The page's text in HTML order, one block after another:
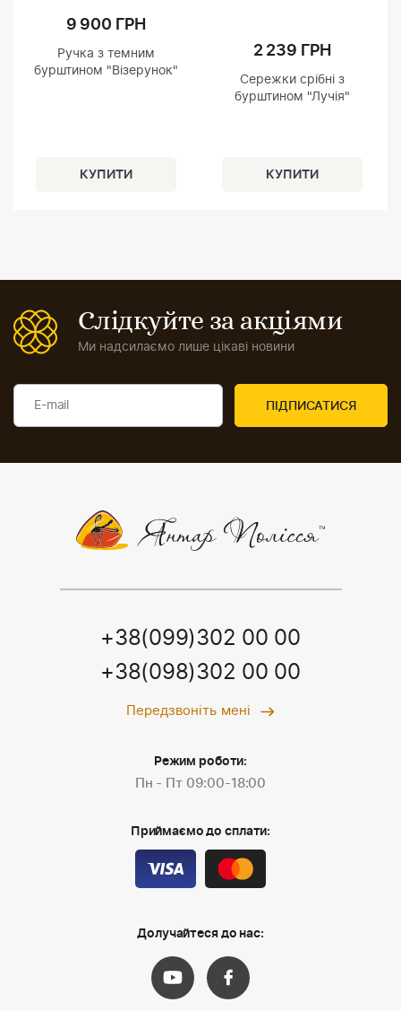
9 900 ГРН
Ручка з темним
бурштином "Візерунок"
2 239 ГРН
Сережки срібні з
бурштином "Лучія"
Слідкуйте за акціями
Ми надсилаємо лише цікаві новини
+38(099)302 00 00
+38(098)302 00 00
Передзвоніть мені
Режим роботи:
Пн - Пт 09:00-18:00
Приймаємо до сплати:
Долучайтеся до нас: